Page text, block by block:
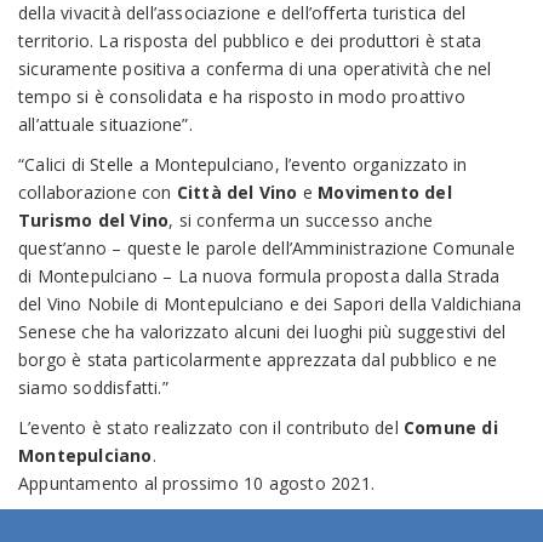
della vivacità dell’associazione e dell’offerta turistica del
territorio. La risposta del pubblico e dei produttori è stata
sicuramente positiva a conferma di una operatività che nel
tempo si è consolidata e ha risposto in modo proattivo
all’attuale situazione”.
“Calici di Stelle a Montepulciano, l’evento organizzato in
collaborazione con Città del Vino e Movimento del
Turismo del Vino, si conferma un successo anche
quest’anno – queste le parole dell’Amministrazione Comunale
di Montepulciano – La nuova formula proposta dalla Strada
del Vino Nobile di Montepulciano e dei Sapori della Valdichiana
Senese che ha valorizzato alcuni dei luoghi più suggestivi del
borgo è stata particolarmente apprezzata dal pubblico e ne
siamo soddisfatti.”
L’evento è stato realizzato con il contributo del Comune di
Montepulciano.
Appuntamento al prossimo 10 agosto 2021.